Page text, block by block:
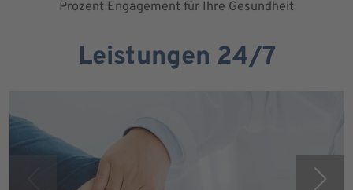
Prozent Engagement für Ihre Gesundheit
Leistungen 24/7